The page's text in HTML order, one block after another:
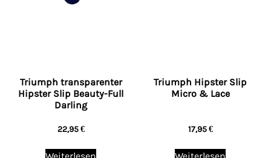
Triumph transparenter
Hipster Slip Beauty-Full
Darling
22,95€
Triumph Hipster Slip
Micro & Lace
17,95€